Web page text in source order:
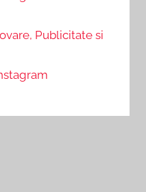
Publicitate si